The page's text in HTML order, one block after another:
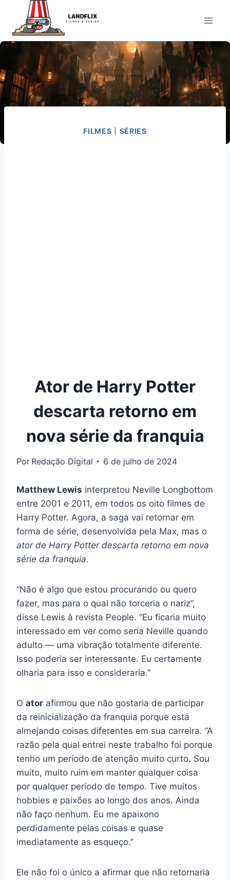
Conteúdo
FILMES SÉRIES
Ator de Harry Potter
descarta retorno em
nova série da franquia
Por Redação Digital 6 de julho de 2024
Matthew Lewis interpretou Neville Longbottom
entre 2001 e 2011, em todos os oito filmes de
Harry Potter. Agora, a saga vai retornar em
forma de série, desenvolvida pela Max, mas o
ator de Harry Potter descarta retorno em nova
série da franquia.
“Não é algo que estou procurando ou quero
fazer, mas para o qual não torceria o nariz”,
disse Lewis à revista People. “Eu ficaria muito
interessado em ver como seria Neville quando
adulto — uma vibração totalmente diferente.
Isso poderia ser interessante. Eu certamente
olharia para isso e consideraria.”
O ator afirmou que não gostaria de participar
da reinicialização da franquia porque está
almejando coisas diferentes em sua carreira. “A
razão pela qual entrei neste trabalho foi porque
tenho um período de atenção muito curto. Sou
muito, muito ruim em manter qualquer coisa
por qualquer período de tempo. Tive muitos
hobbies e paixões ao longo dos anos. Ainda
não faço nenhum. Eu me apaixono
perdidamente pelas coisas e quase
imediatamente as esqueço.”
Ele não foi o único a afirmar que não retornaria